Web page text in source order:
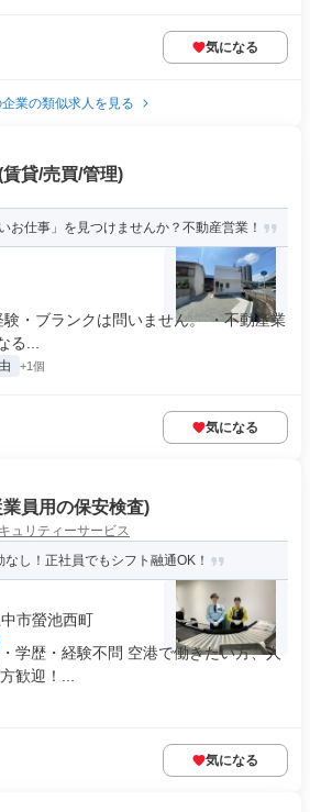
気になる
企業の類似求人を見る
貸/売買/管理)
お仕事」を見つけませんか？不動産営業！
・ブランクは問いません。 ・不動産業
る...
+1個
気になる
員用の保安検査)
ュリティーサービス
し！正社員でもシフト融通OK！
市螢池西町
学歴・経験不問 空港で働きたい方、人
歓迎！...
気になる